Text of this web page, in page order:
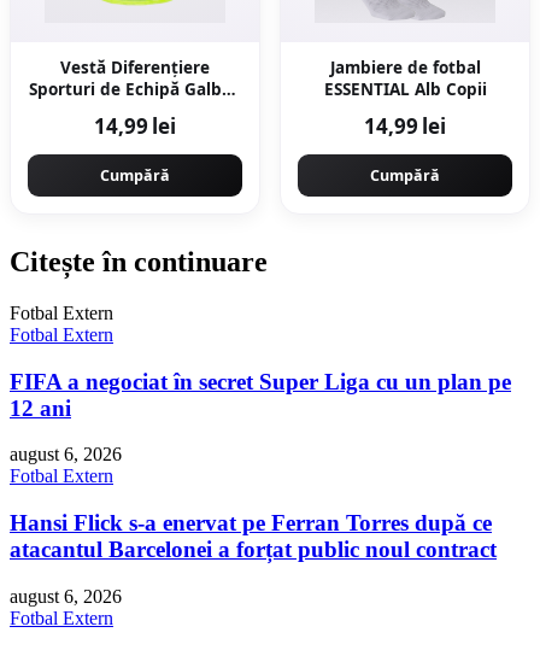
Vestă Diferențiere
Sporturi de Echipă Galben
14,99 lei
Cumpără
Jambiere de fotbal
ESSENTIAL Alb Copii
14,99 lei
Cumpără
Citește în continuare
Fotbal Extern
Fotbal Extern
FIFA a negociat în secret Super Liga cu un plan pe
12 ani
august 6, 2026
Fotbal Extern
Hansi Flick s-a enervat pe Ferran Torres după ce
atacantul Barcelonei a forțat public noul contract
august 6, 2026
Fotbal Extern